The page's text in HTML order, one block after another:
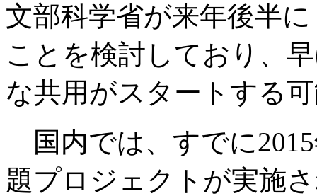
文部科学省が来年後半
ことを検討しており、
な共用がスタートする
国内では、すでに
題プロジェクトが実施